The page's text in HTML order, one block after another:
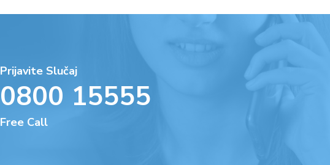
Prijavite Slučaj
0800 15555
Free Call